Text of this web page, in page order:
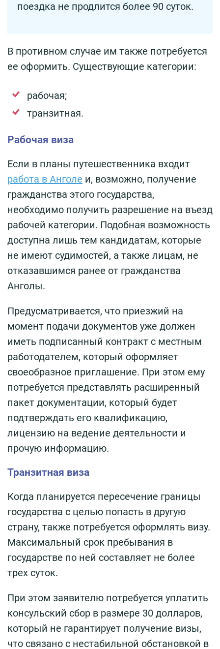
поездка не продлится более 90 суток.
В противном случае им также потребуется
ее оформить. Существующие категории:
рабочая;
транзитная.
Рабочая виза
Если в планы путешественника входит
работа в Анголе и, возможно, получение
гражданства этого государства,
необходимо получить разрешение на въезд
рабочей категории. Подобная возможность
доступна лишь тем кандидатам, которые
не имеют судимостей, а также лицам, не
отказавшимся ранее от гражданства
Анголы.
Предусматривается, что приезжий на
момент подачи документов уже должен
иметь подписанный контракт с местным
работодателем, который оформляет
своеобразное приглашение. При этом ему
потребуется представлять расширенный
пакет документации, который будет
подтверждать его квалификацию,
лицензию на ведение деятельности и
прочую информацию.
Транзитная виза
Когда планируется пересечение границы
государства с целью попасть в другую
страну, также потребуется оформлять визу.
Максимальный срок пребывания в
государстве по ней составляет не более
трех суток.
При этом заявителю потребуется уплатить
консульский сбор в размере 30 долларов,
который не гарантирует получение визы,
что связано с нестабильной обстановкой в